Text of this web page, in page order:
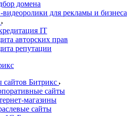
домена
для рекламы и бизнеса
IT
авторских прав
репутации
Битрикс
сайты
магазины
сайты